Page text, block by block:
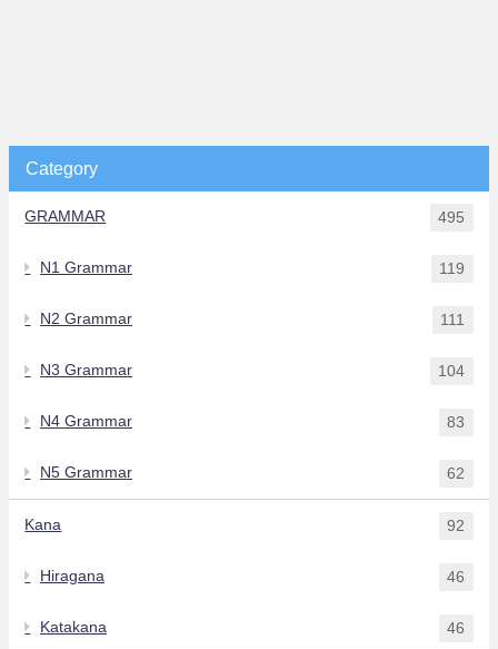
Category
GRAMMAR 495
N1 Grammar 119
N2 Grammar 111
N3 Grammar 104
N4 Grammar 83
N5 Grammar 62
Kana 92
Hiragana 46
Katakana 46